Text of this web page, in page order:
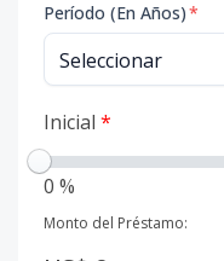
Período (En Años)*
Inicial *
0 %
Monto del Préstamo: